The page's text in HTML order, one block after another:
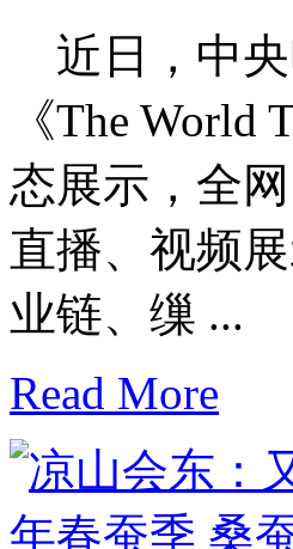
近日，中央
《The
态展示，全
直播、视频
业链、缫 ...
Read More